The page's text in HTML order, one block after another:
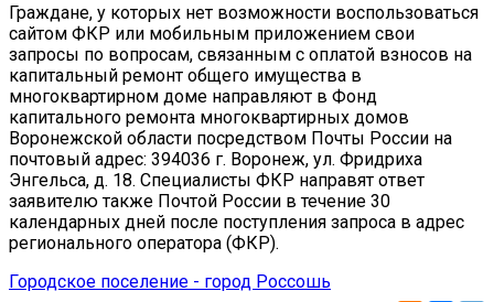
Граждане, у которых нет возможности воспользоваться
сайтом ФКР или мобильным приложением свои
запросы по вопросам, связанным с оплатой взносов на
капитальный ремонт общего имущества в
многоквартирном доме направляют в Фонд
капитального ремонта многоквартирных домов
Воронежской области посредством Почты России на
почтовый адрес: 394036 г. Воронеж, ул. Фридриха
Энгельса, д. 18. Специалисты ФКР направят ответ
заявителю также Почтой России в течение 30
календарных дней после поступления запроса в адрес
регионального оператора (ФКР).
Городское поселение - город Россошь